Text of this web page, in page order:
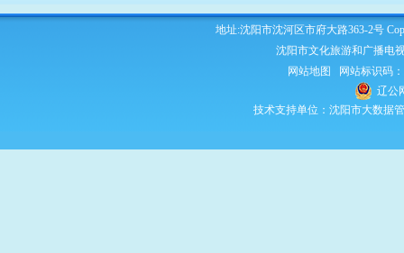
地址:沈阳市沈河区市府大路363-2号
沈阳市文化旅游和广播电
网站地图
网站标识码
辽公
技术支持单位：沈阳市大数据